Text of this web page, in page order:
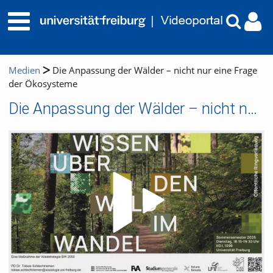
Medien
Die Anpassung der Wälder – nicht nur eine Frage
der Ökosysteme
Die Anpassung der Wälder – nicht nur eine Frage der Ökosysteme